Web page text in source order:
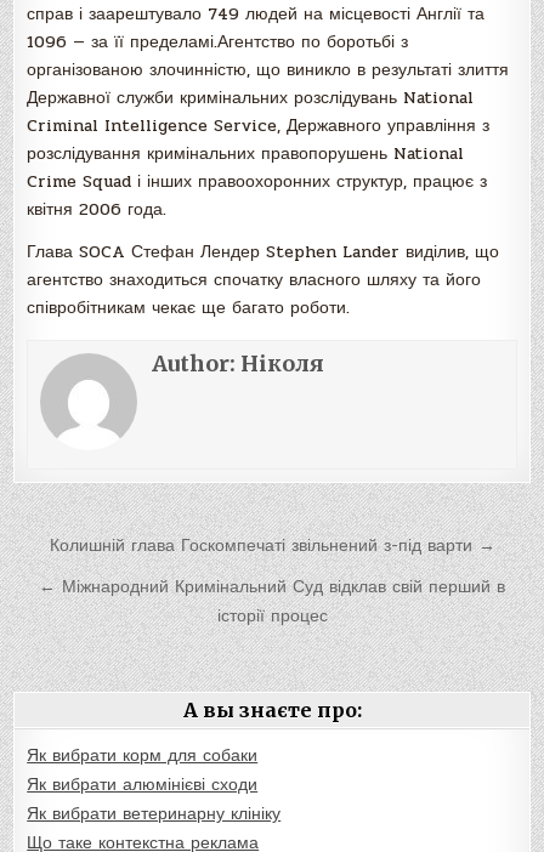
справ і заарештувало 749 людей на місцевості Англії та
1096 — за її пределамі.Агентство по боротьбі з
організованою злочинністю, що виникло в результаті злиття
Державної служби кримінальних розслідувань National
Criminal Intelligence Service, Державного управління з
розслідування кримінальних правопорушень National
Crime Squad і інших правоохоронних структур, працює з
квітня 2006 года.
Глава SOCA Стефан Лендер Stephen Lander виділив, що
агентство знаходиться спочатку власного шляху та його
співробітникам чекає ще багато роботи.
Author: Ніколя
Навигация
по
записям
Колишній глава Госкомпечаті звільнений з-під варти →
← Міжнародний Кримінальний Суд відклав свій перший в
історії процес
А вы знаєте про:
Як вибрати корм для собаки
Як вибрати алюмінієві сходи
Як вибрати ветеринарну клініку
Що таке контекстна реклама